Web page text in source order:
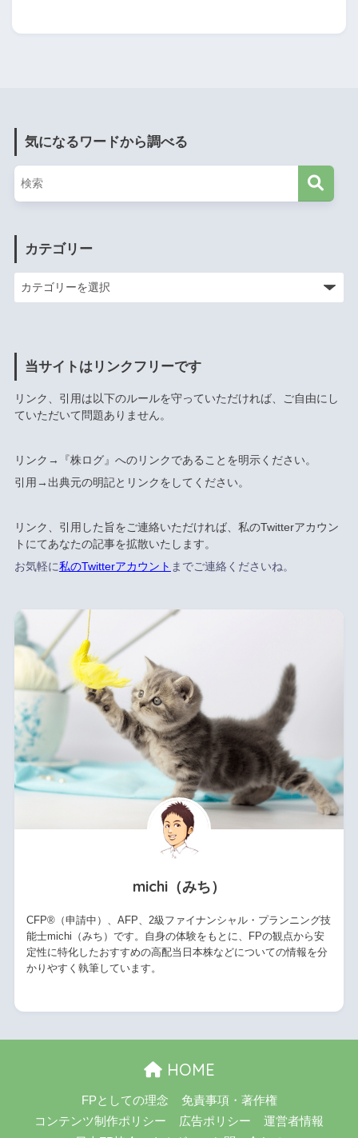
気になるワードから調べる
カテゴリー
当サイトはリンクフリーです
リンク、引用は以下のルールを守っていただければ、ご自由にし
ていただいて問題ありません。
リンク→『株ログ』へのリンクであることを明示ください。
引用→出典元の明記とリンクをしてください。
リンク、引用した旨をご連絡いただければ、私のTwitterアカウン
トにてあなたの記事を拡散いたします。
お気軽に私のTwitterアカウント までご連絡くださいね。
michi（みち）
CFP®（申請中）、AFP、2級ファイナンシャル・プランニング技
能士michi（みち）です。自身の体験をもとに、FPの観点から安
定性に特化したおすすめの高配当日本株などについての情報を分
かりやすく執筆しています。
HOME
FPとしての理念
免責事項・著作権
コンテンツ制作ポリシー
広告ポリシー
運営者情報